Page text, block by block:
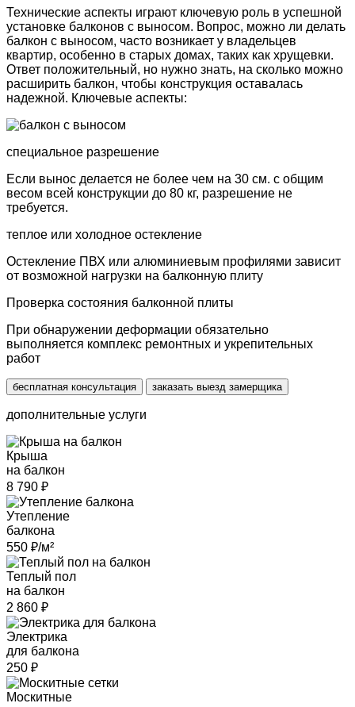
Технические аспекты играют ключевую роль в успешной
установке балконов с выносом. Вопрос, можно ли делать
балкон с выносом, часто возникает у владельцев
квартир, особенно в старых домах, таких как хрущевки.
Ответ положительный, но нужно знать, на сколько можно
расширить балкон, чтобы конструкция оставалась
надежной. Ключевые аспекты:
специальное разрешение
Если вынос делается не более чем на 30 см. с общим
весом всей конструкции до 80 кг, разрешение не
требуется.
теплое или холодное остекление
Остекление ПВХ или алюминиевым профилями зависит
от возможной нагрузки на балконную плиту
Проверка состояния балконной плиты
При обнаружении деформации обязательно
выполняется комплекс ремонтных и укрепительных
работ
бесплатная консультация заказать выезд замерщика
дополнительные услуги
Крыша
на балкон
8 790 ₽
Утепление
балкона
550 ₽/м²
Теплый пол
на балкон
2 860 ₽
Электрика
для балкона
250 ₽
Москитные